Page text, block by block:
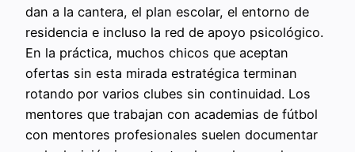
dan a la cantera, el plan escolar, el entorno de
residencia e incluso la red de apoyo psicológico.
En la práctica, muchos chicos que aceptan
ofertas sin esta mirada estratégica terminan
rotando por varios clubes sin continuidad. Los
mentores que trabajan con academias de fútbol
con mentores profesionales suelen documentar